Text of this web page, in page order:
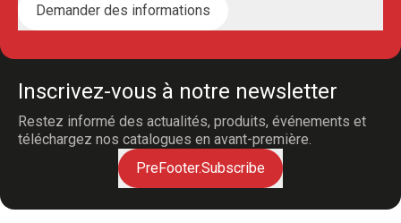
Demander des informations
Inscrivez-vous à notre newsletter
Restez informé des actualités, produits, événements et
téléchargez nos catalogues en avant-première.
PreFooter.Subscribe